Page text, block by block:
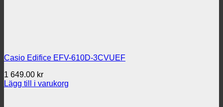
Casio Edifice EFV-610D-3CVUEF
1 649.00 kr
Lägg till i varukorg